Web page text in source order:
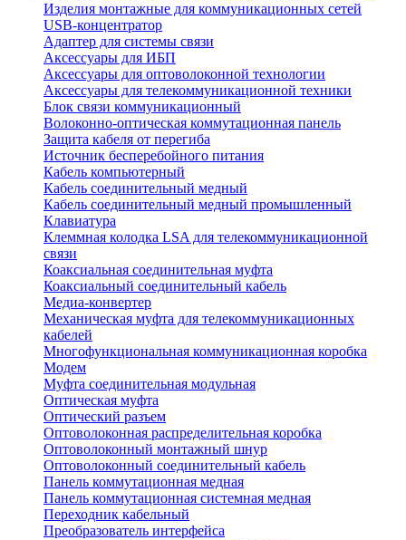
Изделия монтажные для коммуникационных сетей
USB-концентратор
Адаптер для системы связи
Аксессуары для ИБП
Аксессуары для оптоволоконной технологии
Аксессуары для телекоммуникационной техники
Блок связи коммуникационный
Волоконно-оптическая коммутационная панель
Защита кабеля от перегиба
Источник бесперебойного питания
Кабель компьютерный
Кабель соединительный медный
Кабель соединительный медный промышленный
Клавиатура
Клеммная колодка LSA для телекоммуникационной
связи
Коаксиальная соединительная муфта
Коаксиальный соединительный кабель
Медиа-конвертер
Механическая муфта для телекоммуникационных
кабелей
Многофункциональная коммуникационная коробка
Модем
Муфта соединительная модульная
Оптическая муфта
Оптический разъем
Оптоволоконная распределительная коробка
Оптоволоконный монтажный шнур
Оптоволоконный соединительный кабель
Панель коммутационная медная
Панель коммутационная системная медная
Переходник кабельный
Преобразователь интерфейса